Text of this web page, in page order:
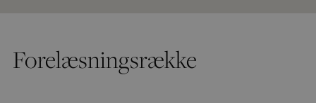
Forelæsningsrække